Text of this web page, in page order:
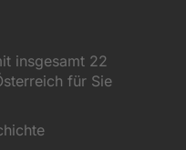
insgesamt 22
für Sie